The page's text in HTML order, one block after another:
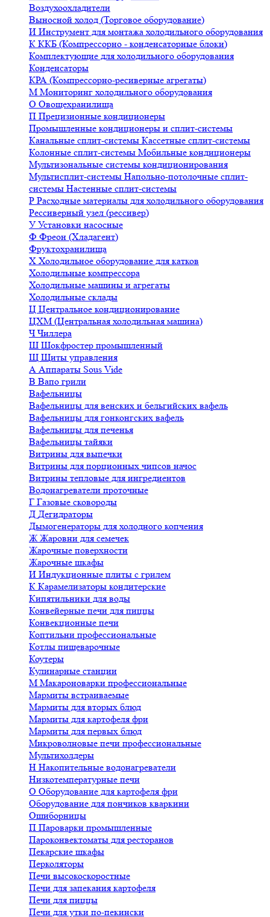
Воздухоохладители
Выносной холод (Торговое оборудование)
И Инструмент для монтажа холодильного оборудования
К ККБ (Компрессорно - конденсаторные блоки)
Комплектующие для холодильного оборудования
Конденсаторы
КРА (Компрессорно-ресиверные агрегаты)
М Мониторинг холодильного оборудования
О Овощехранилища
П Прецизионные кондиционеры
Промышленные кондиционеры и сплит-системы
Канальные сплит-системы Кассетные сплит-системы
Колонные сплит-системы Мобильные кондиционеры
Мультизональные системы кондиционирования
Мультисплит-системы Напольно-потолочные сплит-
системы Настенные сплит-системы
Р Расходные материалы для холодильного оборудования
Рессиверный узел (рессивер)
У Установки насосные
Ф Фреон (Хладагент)
Фруктохранилища
Х Холодильное оборудование для катков
Холодильные компрессора
Холодильные машины и агрегаты
Холодильные склады
Ц Центральное кондиционирование
ЦХМ (Центральная холодильная машина)
ЧЧиллера
Ш Шокфростер промышленный
Щ Щиты управления
А Аппараты Sous Vide
В Вапо грили
Вафельницы
Вафельницы для венских и бельгийских вафель
Вафельницы для гонконгских вафель
Вафельницы для печенья
Вафельницы тайяки
Витрины для выпечки
Витрины для порционных чипсов начос
Витрины тепловые для ингредиентов
Водонагреватели проточные
Г Газовые сковороды
Д Дегидраторы
Дымогенераторы для холодного копчения
ЖЖаровни для семечек
Жарочные поверхности
Жарочные шкафы
И Индукционные плиты с грилем
К Карамелизаторы кондитерские
Кипятильники для воды
Конвейерные печи для пиццы
Конвекционные печи
Коптильни профессиональные
Котлы пищеварочные
Коутеры
Кулинарные станции
М Макароноварки профессиональные
Мармиты встраиваемые
Мармиты для вторых блюд
Мармиты для картофеля фри
Мармиты для первых блюд
Микроволновые печи профессиональные
Мультихолдеры
Н Накопительные водонагреватели
Низкотемпературные печи
О Оборудование для картофеля фри
Оборудование для пончиков кваркини
Ошиборницы
П Пароварки промышленные
Пароконвектоматы для ресторанов
Пекарские шкафы
Перколяторы
Печи высокоскоростные
Печи для запекания картофеля
Печи для пиццы
Печи для утки по-пекински